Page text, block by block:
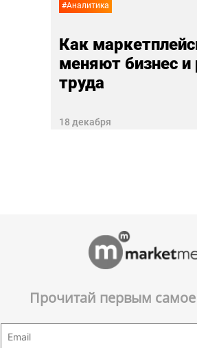
#Аналитика
Как
меняют бизнес
труда
18 декабря
Прочитай первым